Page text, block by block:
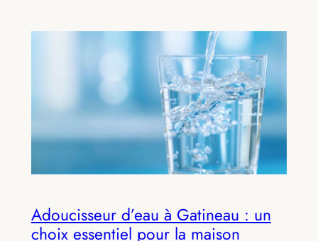
Adoucisseur d’eau à Gatineau : un
choix essentiel pour la maison